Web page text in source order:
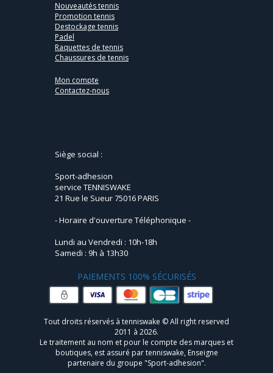
Nouveautés tennis
Promotion tennis
Destockage tennis
Padel
Raquettes de tennis
Chaussures de tennis
Mon compte
Contactez-nous
Siège social :
Sport-adhesion
service TENNISWAKE
21 Rue le Sueur 75016 PARIS
- Horaire d'ouverture Téléphonique -
Lundi au Vendredi : 10h-18h
Samedi : 9h à 13h30
PAIEMENTS 100% SÉCURISÉS
Tout droits réservés à tenniswake © All right reserved
2011 à 2026.
Le traitement au nom et pour le compte des marques et
boutiques, est assuré par tenniswake, Enseigne
partenaire du groupe "Sport-adhesion".